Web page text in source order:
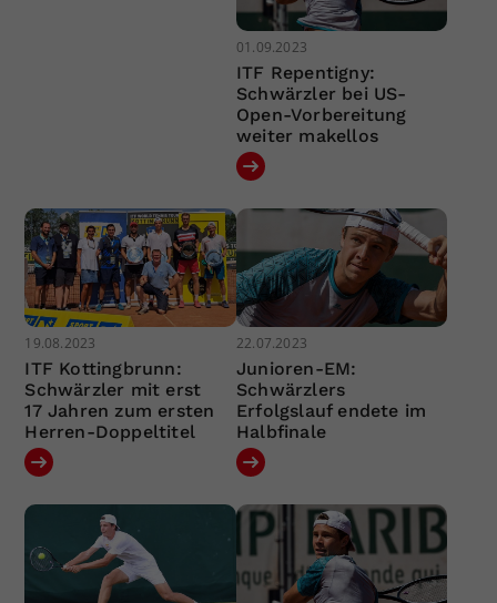
01.09.2023
ITF Repentigny:
Schwärzler bei US-
Open-Vorbereitung
weiter makellos
19.08.2023
ITF Kottingbrunn:
Schwärzler mit erst
17 Jahren zum ersten
Herren-Doppeltitel
22.07.2023
Junioren-EM:
Schwärzlers
Erfolgslauf endete im
Halbfinale